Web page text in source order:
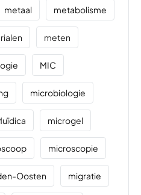
metaal metabolisme
meten
MIC
microbiologie
microgel
microscopie
Oosten migratie